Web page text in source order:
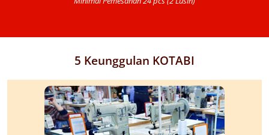
5 Keunggulan KOTABI